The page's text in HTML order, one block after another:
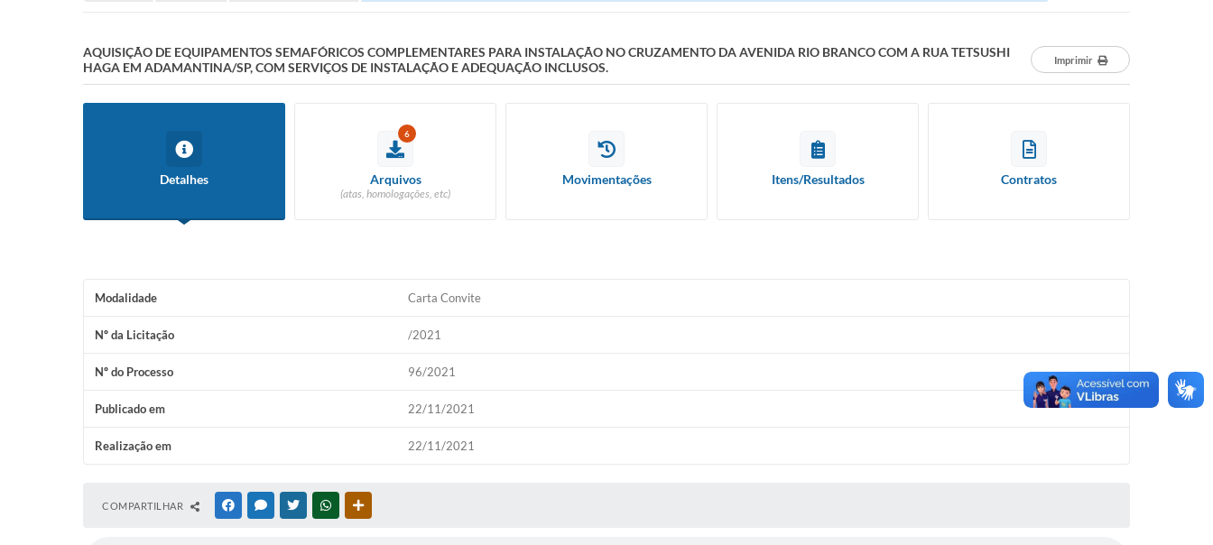
AQUISIÇÃO DE EQUIPAMENTOS SEMAFÓRICOS COMPLEMENTARES PARA INSTALAÇÃO NO CRUZAMENTO DA AVENIDA RIO BRANCO COM A RUA TETSUSHI
HAGA EM ADAMANTINA/SP, COM SERVIÇOS DE INSTALAÇÃO E ADEQUAÇÃO INCLUSOS.
Imprimir
Detalhes
6
Arquivos
(atas, homologações, etc)
Movimentações Itens/Resultados Contratos
Modalidade Carta Convite
Nº da Licitação /2021
Nº do Processo 96/2021
Publicado em 22/11/2021
Realização em 22/11/2021
COMPARTILHAR FACEBOOKMESSENGER
TWITTERWHATSAPP